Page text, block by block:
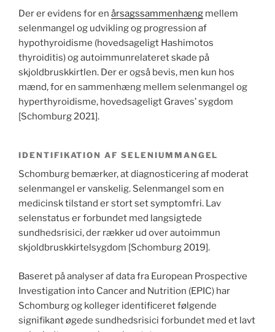
Der er evidens for en årsagssammenhæng mellem
selenmangel og udvikling og progression af
hypothyroidisme (hovedsageligt Hashimotos
thyroiditis) og autoimmunrelateret skade på
skjoldbruskkirtlen. Der er også bevis, men kun hos
mænd, for en sammenhæng mellem selenmangel og
hyperthyroidisme, hovedsageligt Graves’ sygdom
[Schomburg 2021].
IDENTIFIKATION AF SELENIUMMANGEL
Schomburg bemærker, at diagnosticering af moderat
selenmangel er vanskelig. Selenmangel som en
medicinsk tilstand er stort set symptomfri. Lav
selenstatus er forbundet med langsigtede
sundhedsrisici, der rækker ud over autoimmun
skjoldbruskkirtelsygdom [Schomburg 2019].
Baseret på analyser af data fra European Prospective
Investigation into Cancer and Nutrition (EPIC) har
Schomburg og kolleger identificeret følgende
signifikant øgede sundhedsrisici forbundet med et lavt